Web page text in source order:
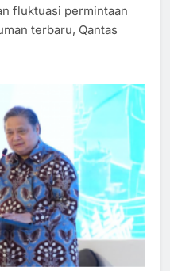
fluktuasi permintaan
terbaru, Qantas